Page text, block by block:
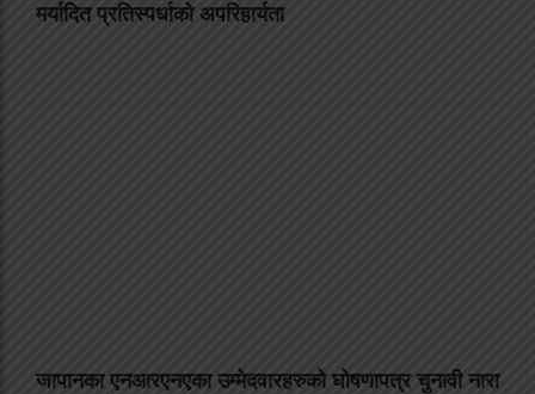
मर्यादित प्रतिस्पर्धाको अपरिहार्यता
जापानका एनआरएनएका उम्मेदवारहरुको घोषणापत्र चुनावी नारा